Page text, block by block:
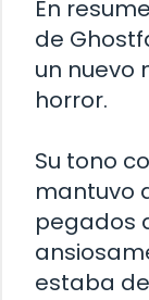
En
de
un nuevo
horror.
Su tono
mantuvo
pegados
estaba